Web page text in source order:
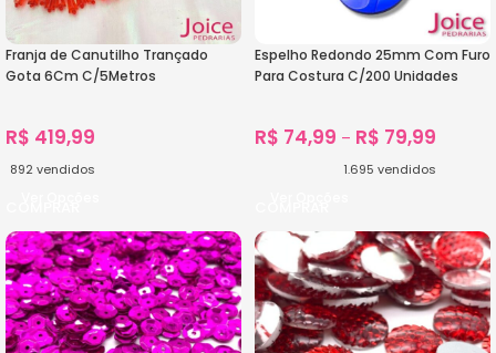
Franja de Canutilho Trançado
Gota 6Cm C/5Metros
R$ 419,99
892 vendidos
Espelho Redondo 25mm Com Furo
Para Costura C/200 Unidades
R$ 74,99 – R$ 79,99
1.695 vendidos